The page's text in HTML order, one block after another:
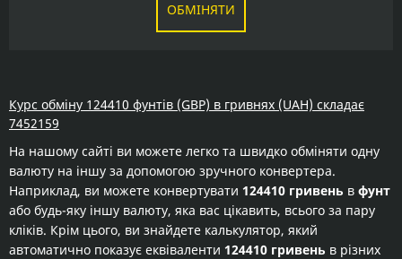
ОБМІНЯТИ
Курс обміну 124410 фунтів (GBP) в гривнях (UAH) складає
7452159
На нашому сайті ви можете легко та швидко обміняти одну
валюту на іншу за допомогою зручного конвертера.
Наприклад, ви можете конвертувати 124410 гривень в фунт
або будь-яку іншу валюту, яка вас цікавить, всього за пару
кліків. Крім цього, ви знайдете калькулятор, який
автоматично показує еквіваленти 124410 гривень в різних